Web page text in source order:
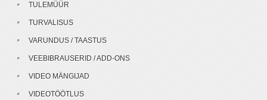
TULEMÜÜR
TURVALISUS
VARUNDUS / TAASTUS
VEEBIBRAUSERID / ADD-ONS
VIDEO MÄNGIJAD
VIDEOTÖÖTLUS